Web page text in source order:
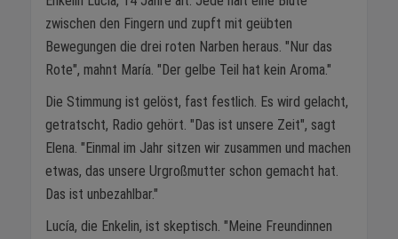
zwischen den Fingern und zupft mit geübten
Bewegungen die drei roten Narben heraus. "Nur das
Rote", mahnt María. "Der gelbe Teil hat kein Aroma."
Die Stimmung ist gelöst, fast festlich. Es wird gelacht,
getratscht, Radio gehört. "Das ist unsere Zeit", sagt
Elena. "Einmal im Jahr sitzen wir zusammen und machen
etwas, das unsere Urgroßmutter schon gemacht hat.
Das ist unbezahlbar."
Lucía, die Enkelin, ist skeptisch. "Meine Freundinnen